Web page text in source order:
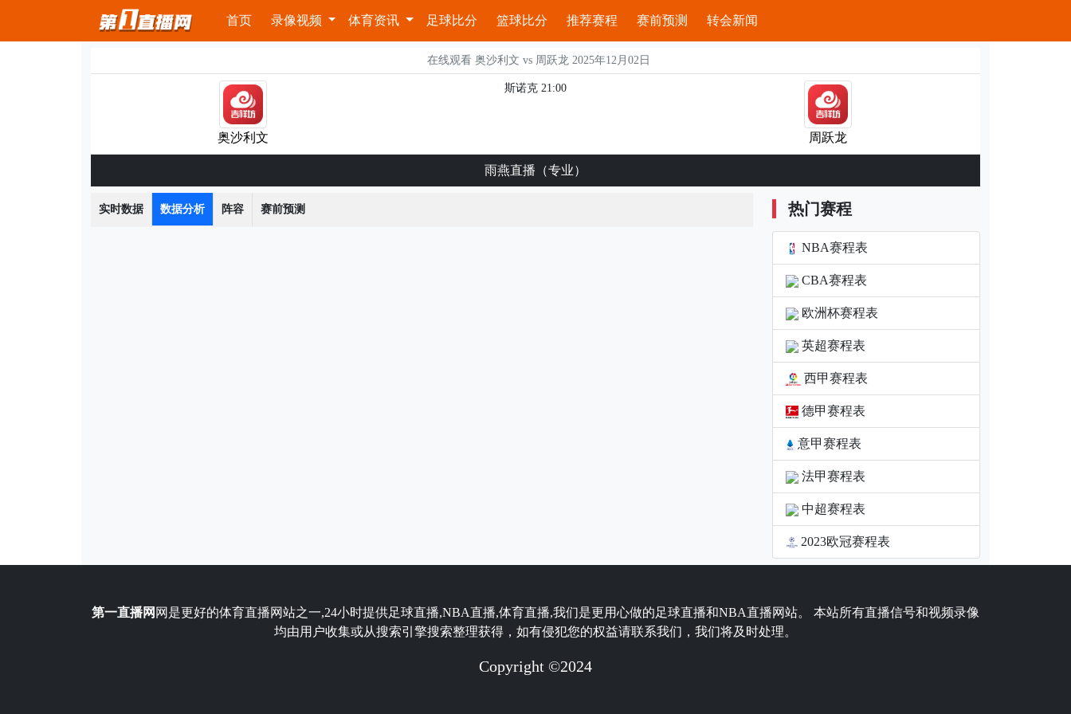
首页 录像视频 体育资讯 足球比分 篮球比分 推荐赛程 赛前预测 转会新闻
在线观看 奥沙利文 vs 周跃龙 2025年12月02日
奥沙利文
斯诺克 21:00
周跃龙
雨燕直播（专业）
实时数据 数据分析 阵容 赛前预测 热门赛程
NBA赛程表
CBA赛程表
欧洲杯赛程表
英超赛程表
西甲赛程表
德甲赛程表
意甲赛程表
法甲赛程表
中超赛程表
2023欧冠赛程表
第一直播网 网是更好的体育直播网站之一,24小时提供足球直播,NBA直播,体育直播,我们是更用心做的足球直播和NBA直播网站。 本站所有直播信号和视频录像
均由用户收集或从搜索引擎搜索整理获得，如有侵犯您的权益请联系我们，我们将及时处理。
Copyright ©2024